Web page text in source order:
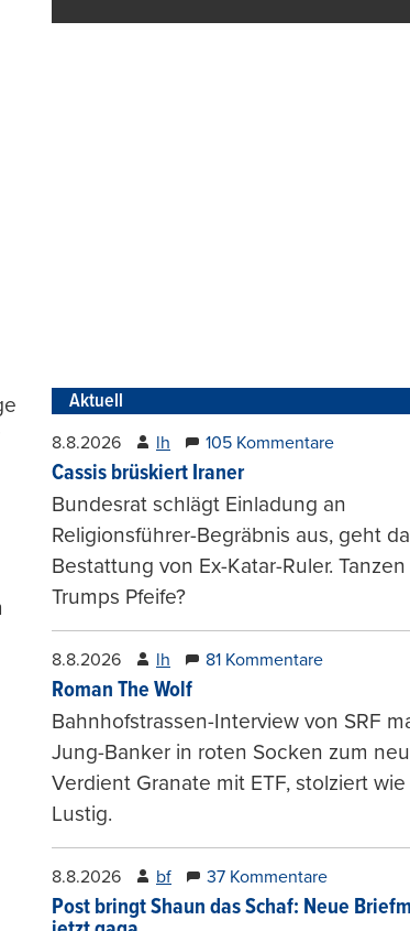
Aktuell
8.8.2026 lh 105 Kommentare
Cassis brüskiert Iraner
Bundesrat schlägt Einladung an
Religionsführer-Begräbnis aus, geht
Bestattung von Ex-Katar-Ruler.
Trumps Pfeife?
8.8.2026 lh 81 Kommentare
Roman The Wolf
Bahnhofstrassen-Interview von SRF
Jung-Banker in roten Socken zum
Verdient Granate mit ETF, stolziert wie
Lustig.
8.8.2026 bf 37 Kommentare
Post bringt Shaun das Schaf: Neue